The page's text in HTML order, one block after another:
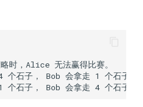
时，Alice 无法赢得比赛。
石子， Bob 会拿走 1 个石子
石子， Bob 会拿走 4 个石子